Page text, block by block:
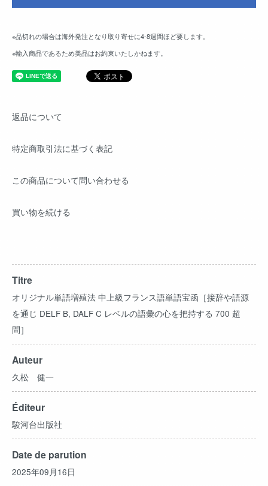
※品切れの場合は海外発注となり取り寄せに4-8週間ほど要します。
※輸入商品であるため美品はお約束いたしかねます。
返品について
特定商取引法に基づく表記
この商品について問い合わせる
買い物を続ける
Titre
オリジナル単語増殖法 中上級フランス語単語宝函［接辞や語源
を通じ DELF B, DALF C レベルの語彙の心を把持する 700 超
問］
Auteur
久松 健一
Éditeur
駿河台出版社
Date de parution
2025年09月16日